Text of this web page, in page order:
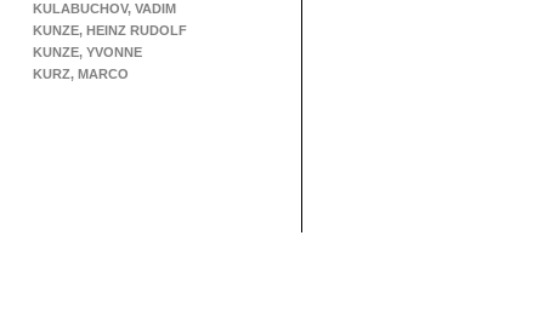
KULABUCHOV, VADIM
KUNZE, HEINZ RUDOLF
KUNZE, YVONNE
KURZ, MARCO